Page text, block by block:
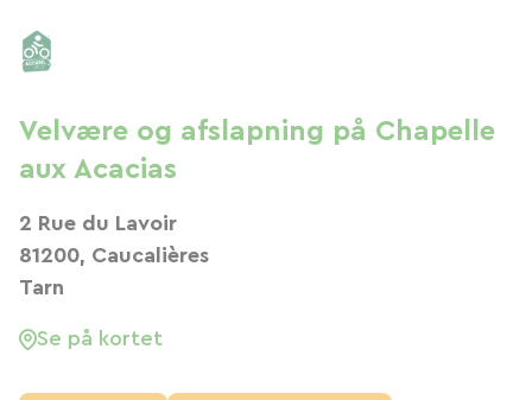
Velvære og afslapning på Chapelle
aux Acacias
2 Rue du Lavoir
81200, Caucalières
Tarn
Se på kortet